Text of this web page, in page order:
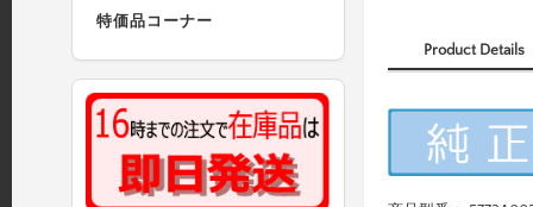
特価品コーナー
Product Details